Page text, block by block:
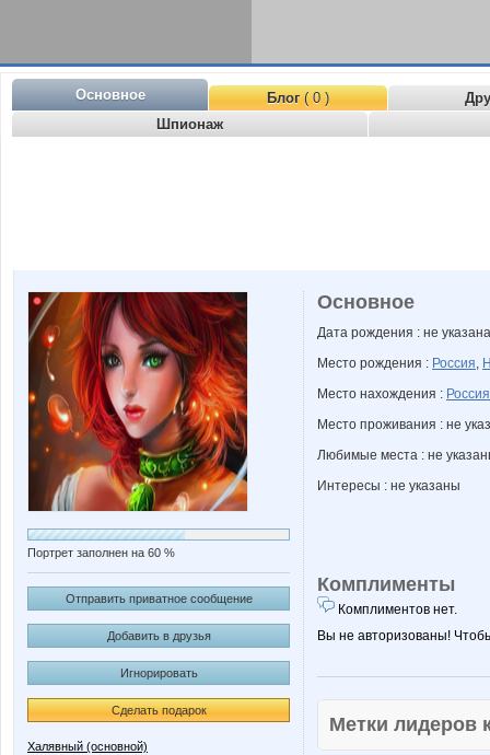
Основное Блог( 0 )
Шпионаж
Портрет заполнен на 60 %
Отправить приватное сообщение
Добавить в друзья
Игнорировать
Сделать подарок
Халявный (основной)
Основное
Дата рождения : не указана
Место рождения : Россия,
Место нахождения : Россия
Место проживания : не
Любимые места : не
Интересы : не указаны
Комплименты
Комплиментов нет.
Вы не авторизованы!
Метки